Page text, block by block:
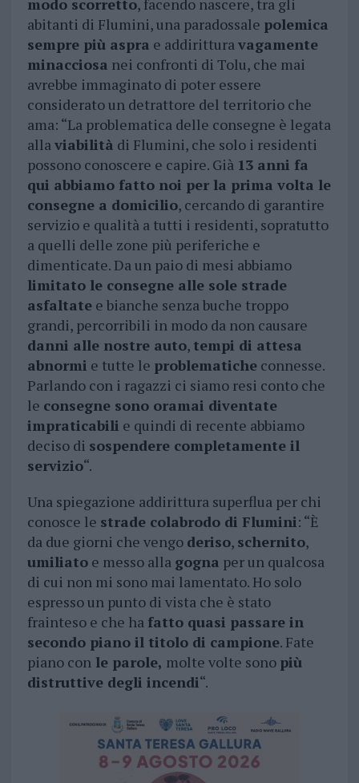
modo scorretto, facendo nascere, tra gli
abitanti di Flumini, una paradossale polemica
sempre più aspra e addiritturavagamente
minacciosa nei confronti di Tolu, che mai
avrebbe immaginato di poter essere
considerato un detrattore del territorio che
ama: “La problematica delle consegne è legata
allaviabilità di Flumini, che solo i residenti
possono conoscere e capire. Già 13 anni fa
qui abbiamo fatto noi per la prima volta le
consegne a domicilio, cercando di garantire
servizio e qualità a tutti i residenti, sopratutto
a quelli delle zone più periferiche e
dimenticate. Da un paio di mesi abbiamo
limitato le consegne alle sole strade
asfaltatee bianche senza buche troppo
grandi, percorribili in modo da non causare
danni alle nostre auto, tempi di attesa
abnormi e tutte le problematicheconnesse.
Parlando con i ragazzi ci siamo resi conto che
le consegne sono oramai diventate
impraticabili e quindi di recente abbiamo
deciso di sospendere completamente il
servizio“.
Una spiegazione addirittura superflua per chi
conosce le strade colabrodo di Flumini: “È
da due giorni che vengo deriso, schernito,
umiliatoe messo alla gogna per un qualcosa
di cui non mi sono mai lamentato. Ho solo
espresso un punto di vista che è stato
frainteso e che ha fatto quasi passare in
secondo piano il titolo di campione. Fate
piano conle parole, molte volte sono più
distruttive degli incendi“.